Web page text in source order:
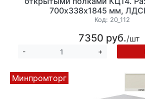
700х338х1845 мм,
Код: 20_112
7350 руб./шт
- +
Минпромторг